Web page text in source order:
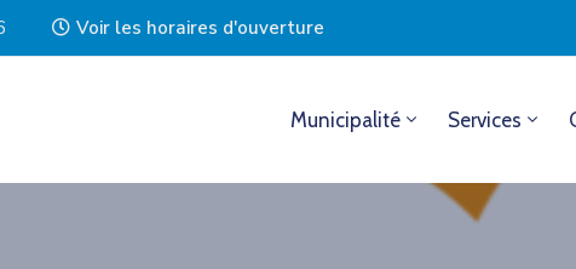
Voir les horaires d'ouverture
Municipalité Services